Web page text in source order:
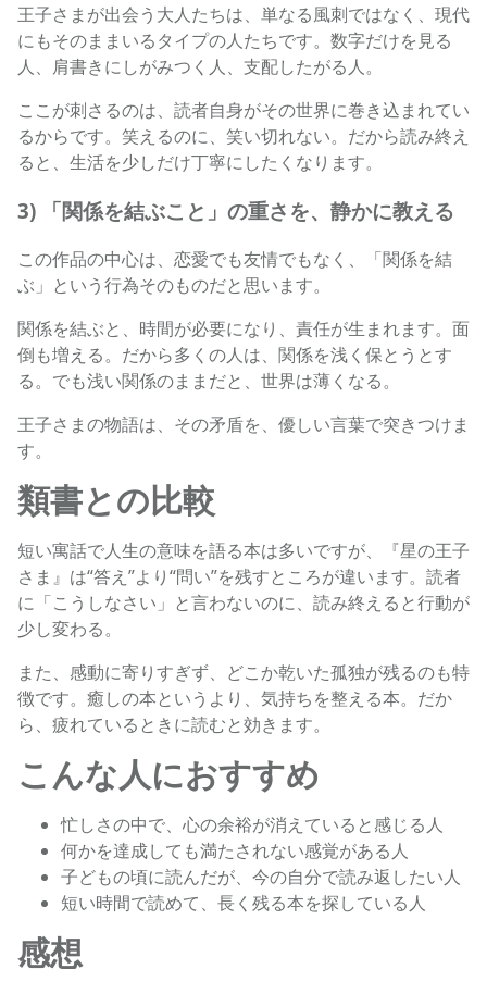
王子さまが出会う大人たちは、単なる風刺ではなく、現代
にもそのままいるタイプの人たちです。数字だけを見る
人、肩書きにしがみつく人、支配したがる人。
ここが刺さるのは、読者自身がその世界に巻き込まれてい
るからです。笑えるのに、笑い切れない。だから読み終え
ると、生活を少しだけ丁寧にしたくなります。
3) 「関係を結ぶこと」の重さを、静かに教える
この作品の中心は、恋愛でも友情でもなく、「関係を結
ぶ」という行為そのものだと思います。
関係を結ぶと、時間が必要になり、責任が生まれます。面
倒も増える。だから多くの人は、関係を浅く保とうとす
る。でも浅い関係のままだと、世界は薄くなる。
王子さまの物語は、その矛盾を、優しい言葉で突きつけま
す。
類書との比較
短い寓話で人生の意味を語る本は多いですが、『星の王子
さま』は“答え”より“問い”を残すところが違います。読者
に「こうしなさい」と言わないのに、読み終えると行動が
少し変わる。
また、感動に寄りすぎず、どこか乾いた孤独が残るのも特
徴です。癒しの本というより、気持ちを整える本。だか
ら、疲れているときに読むと効きます。
こんな人におすすめ
忙しさの中で、心の余裕が消えていると感じる人
何かを達成しても満たされない感覚がある人
子どもの頃に読んだが、今の自分で読み返したい人
短い時間で読めて、長く残る本を探している人
感想